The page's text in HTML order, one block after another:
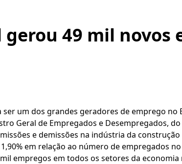
49 mil novos
ser um dos grandes geradores de emprego
Geral de Empregados e Desempregados,
e demissões na indústria da
em relação ao número de empregados
empregos em todos os setores da economia